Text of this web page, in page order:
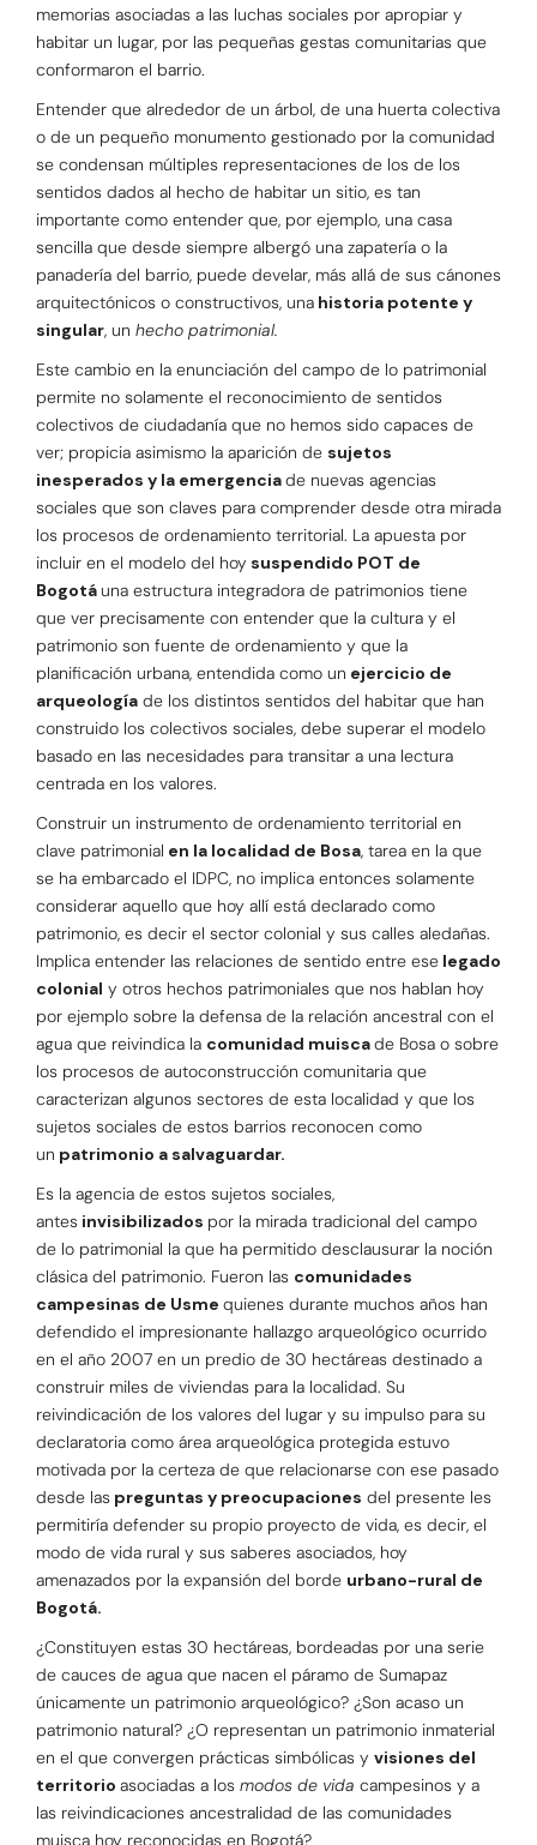
memorias asociadas a las luchas sociales por apropiar y
habitar un lugar, por las pequeñas gestas comunitarias que
conformaron el barrio.
Entender que alrededor de un árbol, de una huerta colectiva
o de un pequeño monumento gestionado por la comunidad
se condensan múltiples representaciones de los de los
sentidos dados al hecho de habitar un sitio, es tan
importante como entender que, por ejemplo, una casa
sencilla que desde siempre albergó una zapatería o la
panadería del barrio, puede develar, más allá de sus cánones
arquitectónicos o constructivos, una historia potente y
singular, un hecho patrimonial.
Este cambio en la enunciación del campo de lo patrimonial
permite no solamente el reconocimiento de sentidos
colectivos de ciudadanía que no hemos sido capaces de
ver; propicia asimismo la aparición de sujetos
inesperados y la emergenciade nuevas agencias
sociales que son claves para comprender desde otra mirada
los procesos de ordenamiento territorial. La apuesta por
incluir en el modelo del hoy suspendido POT de
Bogotáuna estructura integradora de patrimonios tiene
que ver precisamente con entender que la cultura y el
patrimonio son fuente de ordenamiento y que la
planificación urbana, entendida como un ejercicio de
arqueología de los distintos sentidos del habitar que han
construido los colectivos sociales, debe superar el modelo
basado en las necesidades para transitar a una lectura
centrada en los valores.
Construir un instrumento de ordenamiento territorial en
clave patrimonial en la localidad de Bosa, tarea en la que
se ha embarcado el IDPC, no implica entonces solamente
considerar aquello que hoy allí está declarado como
patrimonio, es decir el sector colonial y sus calles aledañas.
Implica entender las relaciones de sentido entre ese legado
colonial y otros hechos patrimoniales que nos hablan hoy
por ejemplo sobre la defensa de la relación ancestral con el
agua que reivindica la comunidad muiscade Bosa o sobre
los procesos de autoconstrucción comunitaria que
caracterizan algunos sectores de esta localidad y que los
sujetos sociales de estos barrios reconocen como
un patrimonio a salvaguardar.
Es la agencia de estos sujetos sociales,
antes invisibilizados por la mirada tradicional del campo
de lo patrimonial la que ha permitido desclausurar la noción
clásica del patrimonio. Fueron las comunidades
campesinas de Usme quienes durante muchos años han
defendido el impresionante hallazgo arqueológico ocurrido
en el año 2007 en un predio de 30 hectáreas destinado a
construir miles de viviendas para la localidad. Su
reivindicación de los valores del lugar y su impulso para su
declaratoria como área arqueológica protegida estuvo
motivada por la certeza de que relacionarse con ese pasado
desde las preguntas y preocupaciones del presente les
permitiría defender su propio proyecto de vida, es decir, el
modo de vida rural y sus saberes asociados, hoy
amenazados por la expansión del borde urbano-rural de
Bogotá.
¿Constituyen estas 30 hectáreas, bordeadas por una serie
de cauces de agua que nacen el páramo de Sumapaz
únicamente un patrimonio arqueológico? ¿Son acaso un
patrimonio natural? ¿O representan un patrimonio inmaterial
en el que convergen prácticas simbólicas y visiones del
territorio asociadas a los modos de vida campesinos y a
las reivindicaciones ancestralidad de las comunidades
muisca hoy reconocidas en Bogotá?